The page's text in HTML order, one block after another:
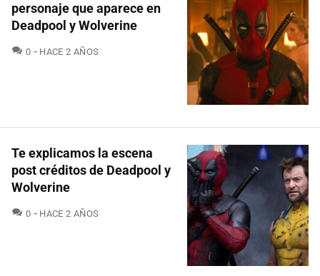
personaje que aparece en
Deadpool y Wolverine
0 COMENTARIOS
HACE 2 AÑOS
Te explicamos la escena
post créditos de Deadpool y
Wolverine
0 COMENTARIOS
HACE 2 AÑOS